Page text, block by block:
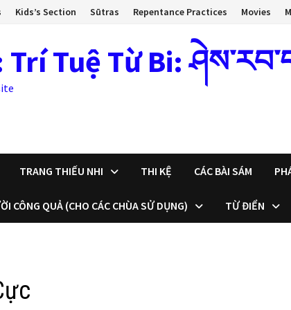
Kids’s Section Sūtras Repentance Practices Movies
Tuệ Từ Bi:
TRANG THIẾU NHI THI KỆ CÁC BÀI SÁM
CÔNG QUẢ (CHO CÁC CHÙA SỬ DỤNG) TỪ ĐIỂN